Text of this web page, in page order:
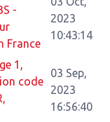
-
France
2023
10:43:14
1,
code
03 Sep,
2023
16:56:40